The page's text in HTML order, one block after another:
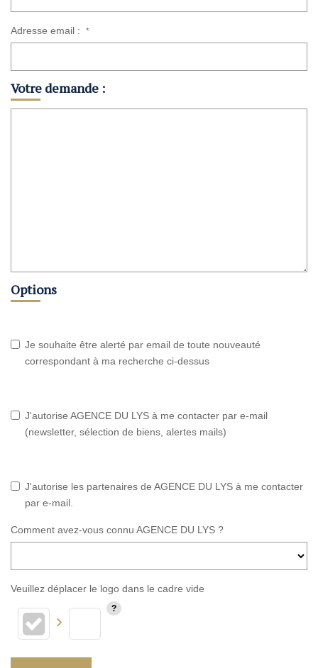
Adresse email : *
Votre demande :
Options
Je souhaite être alerté par email de toute nouveauté
correspondant à ma recherche ci-dessus
J'autorise AGENCE DU LYS à me contacter par e-mail
(newsletter, sélection de biens, alertes mails)
J'autorise les partenaires de AGENCE DU LYS à me contacter
par e-mail.
Comment avez-vous connu AGENCE DU LYS ?
Veuillez déplacer le logo dans le cadre vide